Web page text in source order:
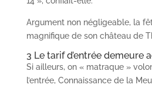
Argument non négligeable, la
magnifique de son château de
3 Le tarif d’entrée demeure
Si ailleurs, on « matraque »
l’entrée, Connaissance de la